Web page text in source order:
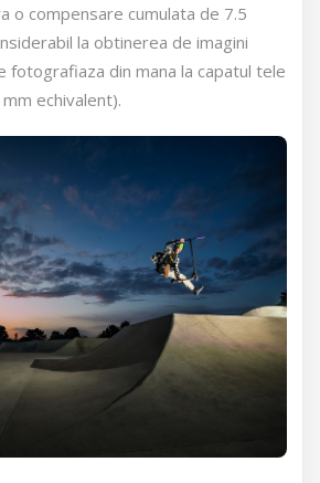
o compensare cumulata de 7.5
la obtinerea de imagini
fotografiaza din mana la capatul tele
echivalent).